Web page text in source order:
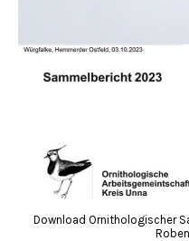
Download Ornithologischer